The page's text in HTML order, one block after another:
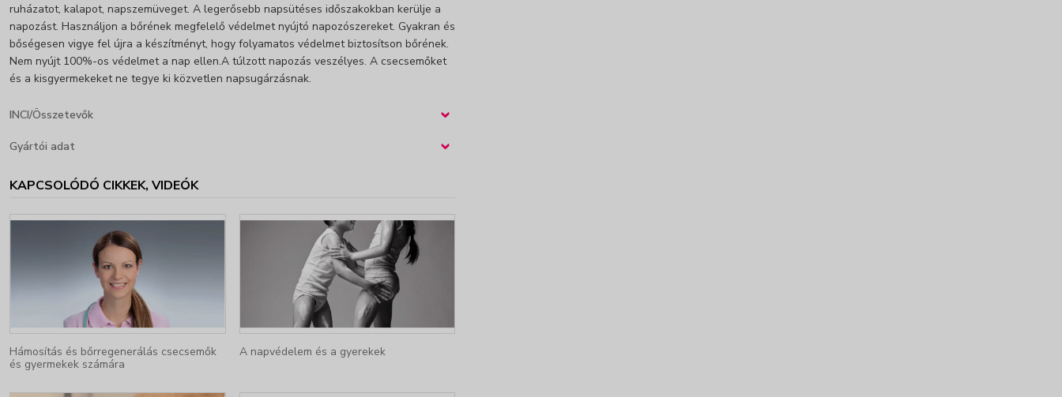
ruházatot, kalapot, napszemüveget. A legerősebb napsütéses időszakokban kerülje a
napozást. Használjon a bőrének megfelelő védelmet nyújtó napozószereket. Gyakran és
bőségesen vigye fel újra a készítményt, hogy folyamatos védelmet biztosítson bőrének.
Nem nyújt 100%-os védelmet a nap ellen.A túlzott napozás veszélyes. A csecsemőket
és a kisgyermekeket ne tegye ki közvetlen napsugárzásnak.
INCI/Összetevők ›
Gyártói adat ›
KAPCSOLÓDÓ CIKKEK, VIDEÓK
Hámosítás és bőrregenerálás csecsemők
és gyermekek számára
A napvédelem és a gyerekek